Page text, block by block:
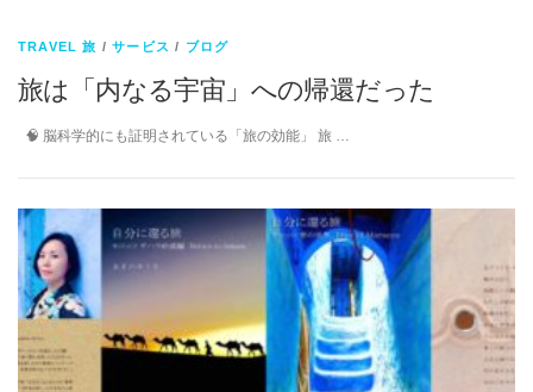
TRAVEL 旅 /サービス / ブログ
旅は「内なる宇宙」への帰還だった
🧠 脳科学的にも証明されている「旅の効能」 旅 …